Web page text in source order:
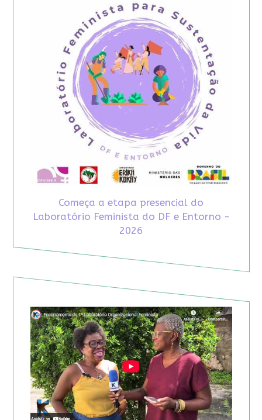
Começa a etapa presencial do
Laboratório Feminista do DF e Entorno -
2026